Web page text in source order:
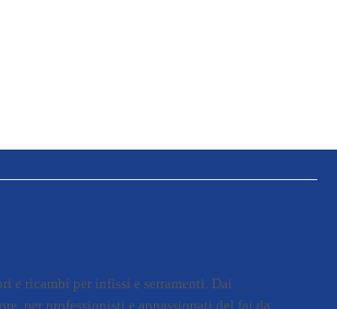
e ricambi per infissi e serramenti. Dai
per professionisti e appassionati del fai da